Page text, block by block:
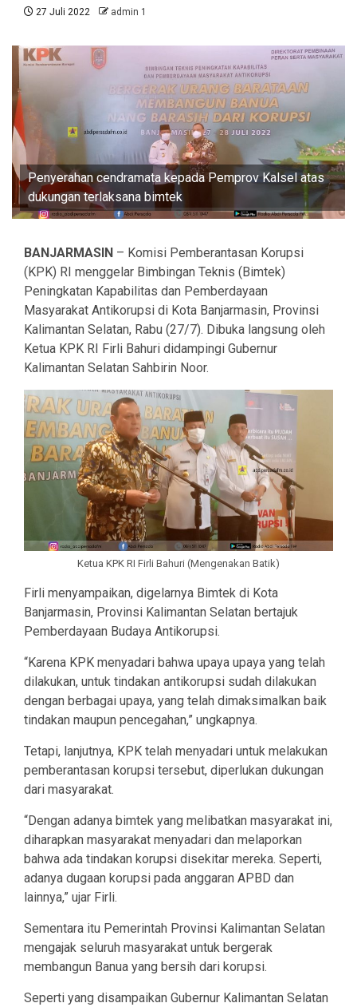
27 Juli 2022 admin 1
Penyerahan cendramata kepada Pemprov Kalsel atas
dukungan terlaksana bimtek
BANJARMASIN – Komisi Pemberantasan Korupsi
(KPK) RI menggelar Bimbingan Teknis (Bimtek)
Peningkatan Kapabilitas dan Pemberdayaan
Masyarakat Antikorupsi di Kota Banjarmasin, Provinsi
Kalimantan Selatan, Rabu (27/7). Dibuka langsung oleh
Ketua KPK RI Firli Bahuri didampingi Gubernur
Kalimantan Selatan Sahbirin Noor.
Ketua KPK RI Firli Bahuri (Mengenakan Batik)
Firli menyampaikan, digelarnya Bimtek di Kota
Banjarmasin, Provinsi Kalimantan Selatan bertajuk
Pemberdayaan Budaya Antikorupsi.
“Karena KPK menyadari bahwa upaya upaya yang telah
dilakukan, untuk tindakan antikorupsi sudah dilakukan
dengan berbagai upaya, yang telah dimaksimalkan baik
tindakan maupun pencegahan,” ungkapnya.
Tetapi, lanjutnya, KPK telah menyadari untuk melakukan
pemberantasan korupsi tersebut, diperlukan dukungan
dari masyarakat.
“Dengan adanya bimtek yang melibatkan masyarakat ini,
diharapkan masyarakat menyadari dan melaporkan
bahwa ada tindakan korupsi disekitar mereka. Seperti,
adanya dugaan korupsi pada anggaran APBD dan
lainnya,” ujar Firli.
Sementara itu Pemerintah Provinsi Kalimantan Selatan
mengajak seluruh masyarakat untuk bergerak
membangun Banua yang bersih dari korupsi.
Seperti yang disampaikan Gubernur Kalimantan Selatan